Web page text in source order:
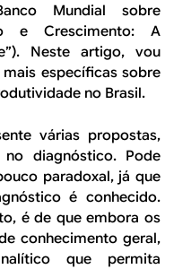
Mundial sobre
e Crescimento: A
Neste artigo, vou
específicas sobre
no Brasil.
várias propostas,
diagnóstico. Pode
paradoxal, já que
é conhecido.
é de que embora os
conhecimento geral,
que permita